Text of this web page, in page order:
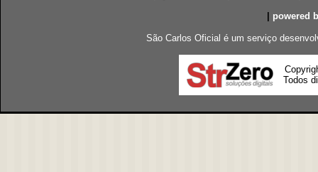
powered
São Carlos Oficial é um serviço
Todos